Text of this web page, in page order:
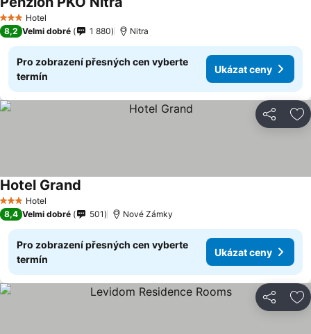
3 Počet hvězdiček
Hotel
8,2 Velmi dobré 1 880 Nitra
Pro zobrazení přesných cen vyberte
termín
Ukázat ceny
Sdílet
3 Počet hvězdiček
Hotel
Hotel Grand
8,4 Velmi dobré 501 Nové Zámky
Pro zobrazení přesných cen vyberte
termín
Ukázat ceny
Sdílet